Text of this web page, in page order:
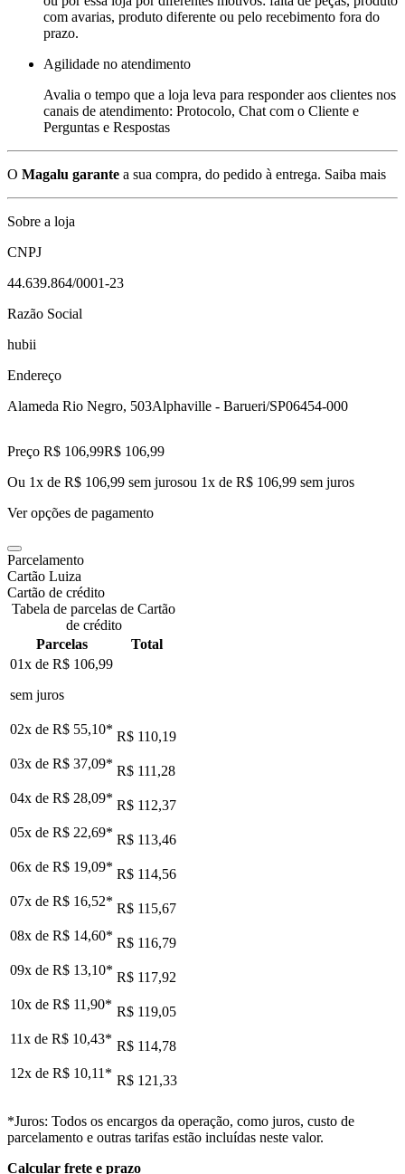
com avarias, produto diferente ou pelo recebimento fora do
prazo.
Agilidade no atendimento
Avalia o tempo que a loja leva para responder aos clientes nos
canais de atendimento: Protocolo, Chat com o Cliente e
Perguntas e Respostas
O Magalu garante a sua compra, do pedido à entrega. Saiba mais
Sobre a loja
CNPJ
44.639.864/0001-23
Razão Social
hubii
Endereço
Alameda Rio Negro, 503Alphaville - Barueri/SP06454-000
Preço R$ 106,99R$ 106,99
Ou 1x de R$ 106,99 sem jurosou 1x de R$ 106,99 sem juros
Ver opções de pagamento
Parcelamento
Cartão Luiza
Cartão de crédito
Tabela de parcelas de Cartão
de crédito
Parcelas
Total
01x de R$ 106,99
sem juros
02x de R$ 55,10* R$ 110,19
03x de R$ 37,09* R$ 111,28
04x de R$ 28,09* R$ 112,37
05x de R$ 22,69* R$ 113,46
06x de R$ 19,09* R$ 114,56
07x de R$ 16,52* R$ 115,67
08x de R$ 14,60* R$ 116,79
09x de R$ 13,10* R$ 117,92
10x de R$ 11,90* R$ 119,05
11x de R$ 10,43* R$ 114,78
12x de R$ 10,11 * R$ 121,33
*Juros: Todos os encargos da operação, como juros, custo de
parcelamento e outras tarifas estão incluídas neste valor.
Calcular frete e prazo